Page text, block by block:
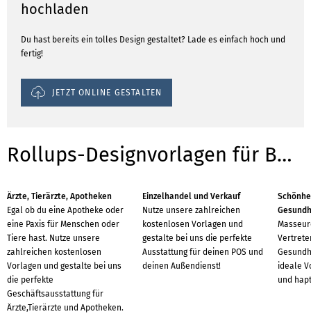
hochladen
Du hast bereits ein tolles Design gestaltet? Lade es einfach hoch und
fertig!
JETZT ONLINE GESTALTEN
Rollups-Designvorlagen für Branchen
Ärzte, Tierärzte, Apotheken
Egal ob du eine Apotheke oder
eine Paxis für Menschen oder
Tiere hast. Nutze unsere
zahlreichen kostenlosen
Vorlagen und gestalte bei uns
die perfekte
Geschäftsausstattung für
Ärzte,Tierärzte und Apotheken.
Einzelhandel und Verkauf
Nutze unsere zahlreichen
kostenlosen Vorlagen und
gestalte bei uns die perfekte
Ausstattung für deinen POS und
deinen Außendienst!
ideale
und